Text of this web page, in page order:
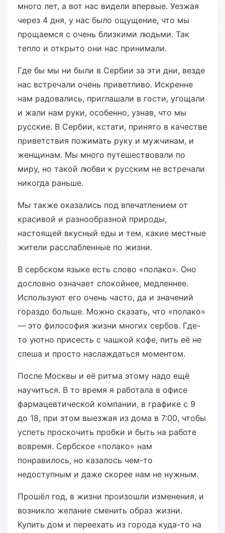
много лет, а вот нас видели впервые. Уезжая
через 4 дня, у нас было ощущение, что мы
прощаемся с очень близкими людьми. Так
тепло и открыто они нас принимали.
Где бы мы ни были в Сербии за эти дни, везде
нас встречали очень приветливо. Искренне
нам радовались, приглашали в гости, угощали
и жали нам руки, особенно, узнав, что мы
русские. В Сербии, кстати, принято в качестве
приветствия пожимать руку и мужчинам, и
женщинам. Мы много путешествовали по
миру, но такой любви к русским не встречали
никогда раньше.
Мы также оказались под впечатлением от
красивой и разнообразной природы,
настоящей вкусный еды и тем, какие местные
жители расслабленные по жизни.
В сербском языке есть слово «полако». Оно
дословно означает спокойнее, медленнее.
Используют его очень часто, да и значений
гораздо больше. Можно сказать, что «полако»
— это философия жизни многих сербов. Где-
то уютно присесть с чашкой кофе, пить её не
спеша и просто наслаждаться моментом.
После Москвы и её ритма этому надо ещё
научиться. В то время я работала в офисе
фармацевтической компании, в графике с 9
до 18, при этом выезжая из дома в 7:00, чтобы
успеть проскочить пробки и быть на работе
вовремя. Сербское «полако» нам
понравилось, но казалось чем-то
недоступным и даже скорее нам не нужным.
Прошёл год, в жизни произошли изменения, и
возникло желание сменить образ жизни.
Купить дом и переехать из города куда-то на